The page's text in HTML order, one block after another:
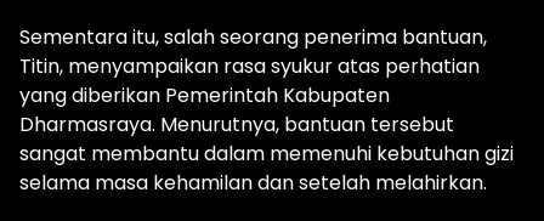
Sementara itu, salah seorang penerima bantuan,
Titin, menyampaikan rasa syukur atas perhatian
yang diberikan Pemerintah Kabupaten
Dharmasraya. Menurutnya, bantuan tersebut
sangat membantu dalam memenuhi kebutuhan gizi
selama masa kehamilan dan setelah melahirkan.